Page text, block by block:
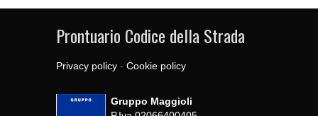
Prontuario Codice della Strada
Privacy policy - Cookie policy
Gruppo Maggioli